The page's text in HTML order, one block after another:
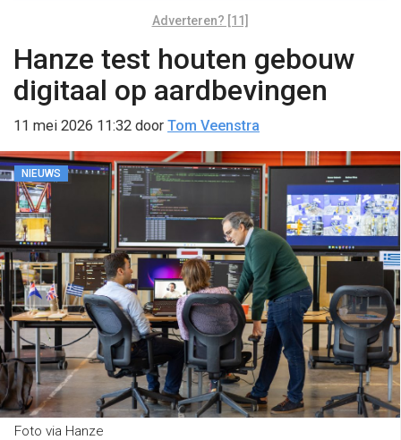
Adverteren? [11]
Hanze test houten gebouw
digitaal op aardbevingen
11 mei 2026 11:32 door Tom Veenstra
NIEUWS
Foto via Hanze